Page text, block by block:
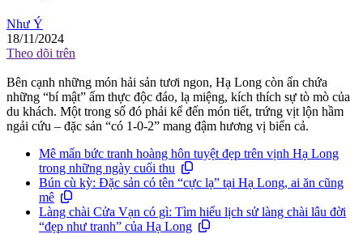
Như Ý
18/11/2024
Theo dõi trên
Bên cạnh những món hải sản tươi ngon, Hạ Long còn ẩn chứa
những “bí mật” ẩm thực độc đáo, lạ miệng, kích thích sự tò mò của
du khách. Một trong số đó phải kể đến món tiết, trứng vịt lộn hầm
ngải cứu – đặc sản “có 1-0-2” mang đậm hương vị biển cả.
Mê mẩn bức tranh hoàng hôn tuyệt đẹp trên vịnh Hạ Long
trong những ngày cuối thu
Bún cù kỳ: Đặc sản có tên “cực lạ” tại Hạ Long, ai ăn cũng
mê
Làng chài Cửa Vạn có gì: Tìm hiểu lịch sử làng chài lâu đời
“đẹp như tranh” của Hạ Long